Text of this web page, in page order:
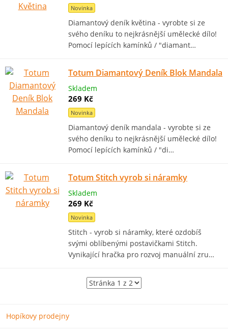
Novinka
Diamantový deník květina - vyrobte si ze
svého deníku to nejkrásnější umělecké dílo!
Pomocí lepících kamínků / "diamant…
Totum Diamantový Deník Blok Mandala
Skladem
269 Kč
Novinka
Diamantový deník mandala - vyrobte si ze
svého deníku to nejkrásnější umělecké dílo!
Pomocí lepících kamínků / "di…
Totum Stitch vyrob si náramky
Skladem
269 Kč
Novinka
Stitch - vyrob si náramky, které ozdobíš
svými oblíbenými postavičkami Stitch.
Vynikající hračka pro rozvoj manuální zru…
Hopíkovy prodejny